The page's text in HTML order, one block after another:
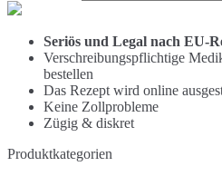
Seriös und Legal nach EU-
Verschreibungspflichtige
bestellen
Das Rezept wird online
Keine Zollprobleme
Zügig & diskret
Produktkategorien